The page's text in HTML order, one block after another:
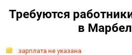
Требуются
в
зарплата не указана